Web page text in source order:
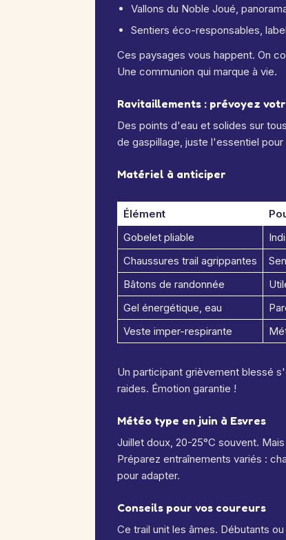
Vallons du Noble Joué,
Sentiers éco-responsables,
Ces paysages vous happent. On
Une communion qui marque à vie.
Ravitaillements : prévoyez
Des points d'eau et solides sur
de gaspillage, juste l'essentiel pour
Matériel à anticiper
Élément
Gobelet pliable
Chaussures trail agrippantes
Bâtons de randonnée
Gel énergétique, eau
Veste imper-respirante
Un participant grièvement blessé
raides. Émotion garantie !
Météo type en juin à Esvres
Juillet doux, 20-25°C souvent.
Préparez entraînements variés :
pour adapter.
Conseils pour vos coureurs
Ce trail unit les âmes. Débutants